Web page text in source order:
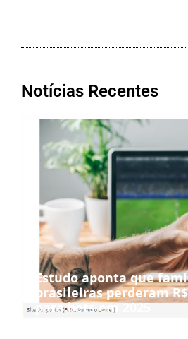
Notícias Recentes
Estudo aponta que
brasileiras perderam
para bets em 2025